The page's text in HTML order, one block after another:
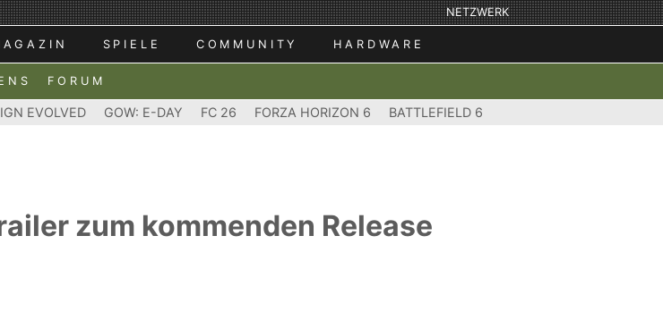
NETZWERK
SPIELE COMMUNITY HARDWARE
FORUM
EVOLVED GOW: E-DAY FC 26 FORZA HORIZON 6 BATTLEFIELD 6
zum kommenden Release